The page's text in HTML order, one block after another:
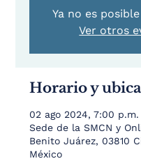
Ya no es
Ver otros
Horario y
02 ago 2024, 7:00
Sede de la SMCN y
Benito Juárez, 03810
México